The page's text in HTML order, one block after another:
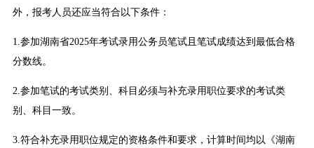
外，报考人员还应当符合以下条件：
1.参加湖南省2025年考试录用公务员笔试且笔试成绩达到最低合格
分数线。
2.参加笔试的考试类别、科目必须与补充录用职位要求的考试类
别、科目一致。
3.符合补充录用职位规定的资格条件和要求，计算时间均以《湖南